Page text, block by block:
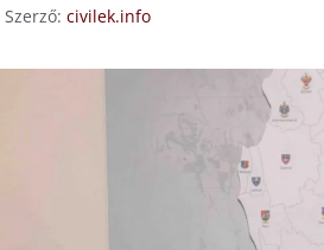
Szerző: civilek.info